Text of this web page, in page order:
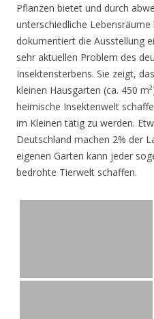
Pflanzen bietet und durch
unterschiedliche
dokumentiert die Ausstellung
sehr aktuellen Problem des
Insektensterbens. Sie zeigt,
kleinen Hausgarten (ca. 450
heimische Insektenwelt
im Kleinen tätig zu werden.
Deutschland machen 2% der
eigenen Garten kann jeder
bedrohte Tierwelt schaffen.